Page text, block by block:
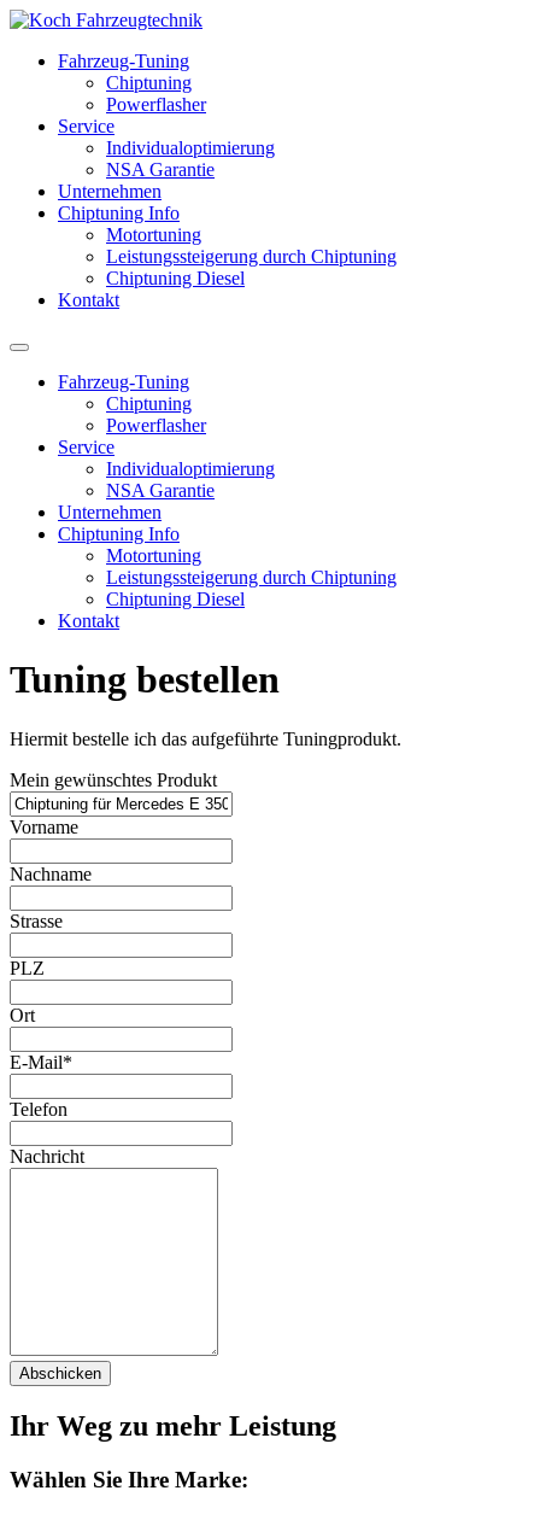
Fahrzeug-Tuning
Chiptuning
Powerflasher
Service
Individualoptimierung
NSA Garantie
Unternehmen
Chiptuning Info
Motortuning
Leistungssteigerung durch Chiptuning
Chiptuning Diesel
Kontakt
Fahrzeug-Tuning
Chiptuning
Powerflasher
Service
Individualoptimierung
NSA Garantie
Unternehmen
Chiptuning Info
Motortuning
Leistungssteigerung durch Chiptuning
Chiptuning Diesel
Kontakt
Tuning bestellen
Hiermit bestelle ich das aufgeführte Tuningprodukt.
Mein gewünschtes Produkt
Vorname
Nachname
Strasse
PLZ
Ort
E-Mail*
Telefon
Nachricht
Abschicken
Ihr Weg zu mehr Leistung
Wählen Sie Ihre Marke: